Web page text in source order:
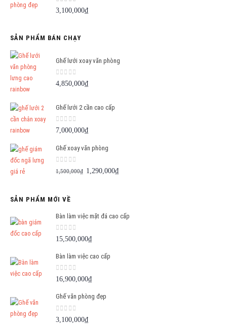
0 out of 5
3,100,000₫
SẢN PHẨM BÁN CHẠY
Ghế lưới xoay văn phòng
0 out of 5
4,850,000₫
Ghế lưới 2 cần cao cấp
0 out of 5
7,000,000₫
Ghế xoay văn phòng
0 out of 5
1,500,000₫ Giá
1,290,000₫Giá
1,290,000₫.
SẢN PHẨM MỚI VỀ
Bàn làm việc mặt đá cao cấp
0 out of 5
15,500,000₫
Bàn làm việc cao cấp
0out of 5
16,900,000₫
Ghế văn phòng đẹp
0 out of 5
3,100,000₫